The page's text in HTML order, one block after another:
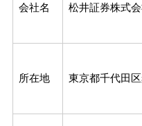
会社名 松井証券株式
所在地 東京都千代田